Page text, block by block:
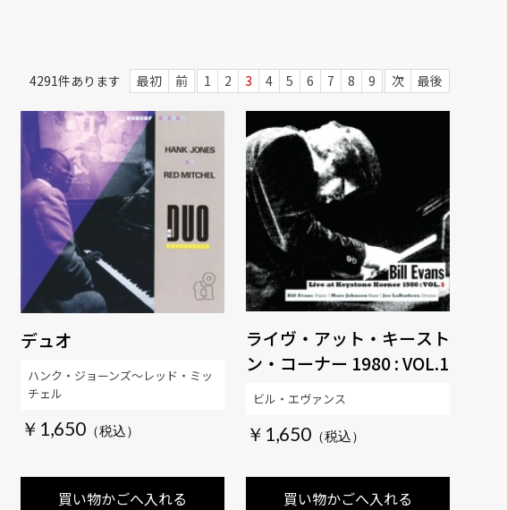
4291件あります 最初 前 1 2 3 4 5 6 7 8 9 次 最後
デュオ
￥1,650
買い物かごへ入れる
ハンク・ジョーンズ～レッド・ミッ
チェル
ライヴ・アット・キースト
ン・コーナー 1980 : VOL.1
￥1,650
買い物かごへ入れる
ビル・エヴァンス